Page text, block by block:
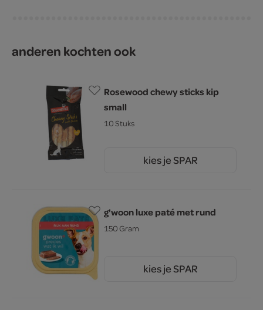
anderen kochten ook
Rosewood chewy sticks kip
small
10 Stuks
kies je SPAR
g'woon luxe paté met rund
150 Gram
kies je SPAR